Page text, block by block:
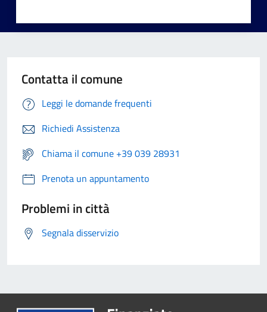
Contatta il comune
Leggi le domande frequenti
Richiedi Assistenza
Chiama il comune +39 039 28931
Prenota un appuntamento
Problemi in città
Segnala disservizio